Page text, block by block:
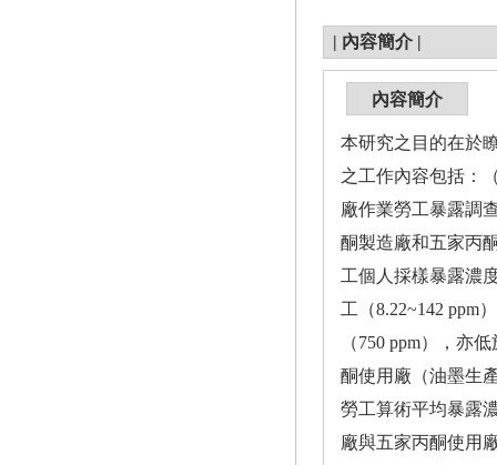
| 內容簡介 |
內容簡介
本研究之目的在於
之工作內容包括：
廠作業勞工暴露調
酮製造廠和五家丙
工個人採樣暴露濃
工（8.22~142 ppm
（750 ppm），亦
酮使用廠（油墨生
勞工算術平均暴露
廠與五家丙酮使用